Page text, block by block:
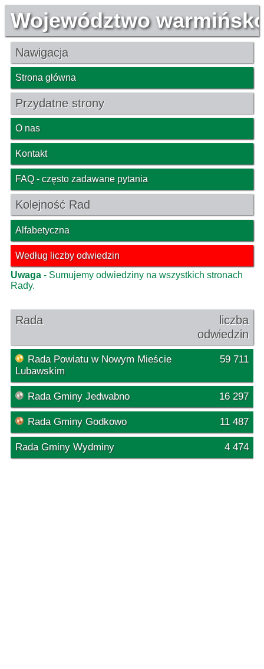
Województwo
Nawigacja
Strona główna
Przydatne strony
O nas
Kontakt
FAQ - często zadawane pytania
Kolejność Rad
Alfabetyczna
Według liczby odwiedzin
Uwaga - Sumujemy odwiedziny na wszystkich stronach
Rady.
Rada
liczba
odwiedzin
Rada Powiatu w Nowym Mieście
Lubawskim
59 711
Rada Gminy Jedwabno 16 297
Rada Gminy Godkowo 11 487
Rada Gminy Wydminy 4 474